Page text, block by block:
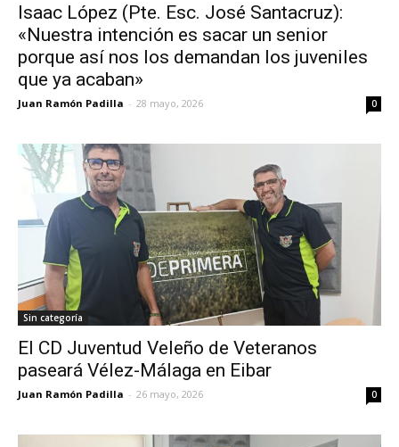
Isaac López (Pte. Esc. José Santacruz):
«Nuestra intención es sacar un senior
porque así nos los demandan los juveniles
que ya acaban»
Juan Ramón Padilla - 28 mayo, 2026 0
Sin categoría
El CD Juventud Veleño de Veteranos
paseará Vélez-Málaga en Eibar
Juan Ramón Padilla - 26 mayo, 2026 0